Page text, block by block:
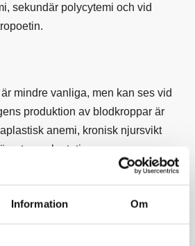
Information Om
sekundär polycytemi och vid
mindre vanliga, men kan ses vid
produktion av blodkroppar är
anemi, kronisk njursvikt
innehåller denna